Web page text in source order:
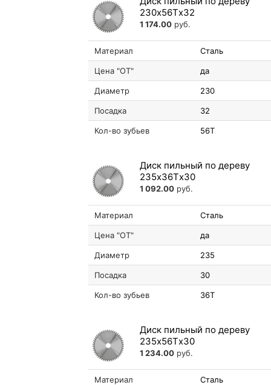
230х56Tх32
1 174.00 руб.
Материал Сталь
Цена "ОТ" да
Диаметр 230
Посадка 32
Кол-во зубьев 56T
Диск пильный по дереву
235х36Tх30
1 092.00 руб.
Материал Сталь
Цена "ОТ" да
Диаметр 235
Посадка 30
Кол-во зубьев 36T
Диск пильный по дереву
235х56Tх30
1 234.00 руб.
Материал Сталь